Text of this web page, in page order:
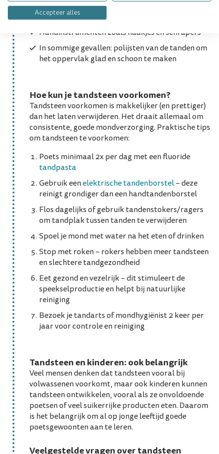
Een ultrasoon apparaat dat tandsteen los trilt
met hoge frequentie
Handinstrumenten zoals haakjes en schrapers
In sommige gevallen: polijsten van de tanden om
het oppervlak glad en schoon te maken
Hoe kun je tandsteen voorkomen?
Tandsteen voorkomen is makkelijker (en prettiger)
dan het laten verwijderen. Het draait allemaal om
consistente, goede mondverzorging. Praktische tips
om tandsteen te voorkomen:
Poets minimaal 2x per dag met een fluoride
tandpasta
Gebruik eenelektrische tandenborstel– deze
reinigt grondiger dan een handtandenborstel
Flos dagelijks of gebruik tandenstokers/ragers
om tandplak tussen tanden te verwijderen
Spoel je mond met water na het eten of drinken
Stop met roken – rokers hebben meer tandsteen
en slechtere tandgezondheid
Eet gezond en vezelrijk – dit stimuleert de
speekselproductie en helpt bij natuurlijke
reiniging
Bezoek je tandarts of mondhygiënist 2 keer per
jaar voor controle en reiniging
Tandsteen en kinderen: ook belangrijk
Veel mensen denken dat tandsteen vooral bij
volwassenen voorkomt, maar ook kinderen kunnen
tandsteen ontwikkelen, vooral als ze onvoldoende
poetsen of veel suikerrijke producten eten. Daarom
is het belangrijk om al op jonge leeftijd goede
poetsgewoonten aan te leren.
Veelgestelde vragen over tandsteen
Accepteer alles